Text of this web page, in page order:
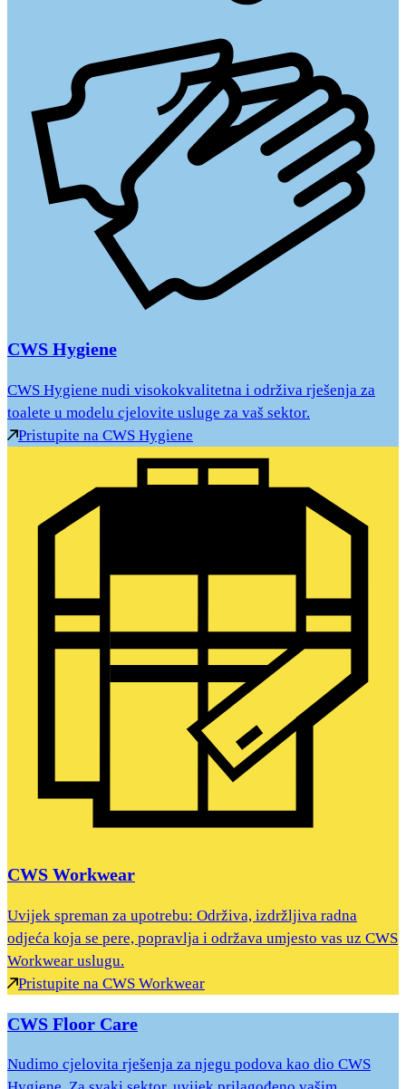
CWS Hygiene
CWS Hygiene nudi visokokvalitetna i održiva rješenja za
toalete u modelu cjelovite usluge za vaš sektor.
Pristupite na CWS Hygiene
CWS Workwear
Uvijek spreman za upotrebu: Održiva, izdržljiva radna
odjeća koja se pere, popravlja i održava umjesto vas uz CWS
Workwear uslugu.
Pristupite na CWS Workwear
CWS Floor Care
Nudimo cjelovita rješenja za njegu podova kao dio CWS